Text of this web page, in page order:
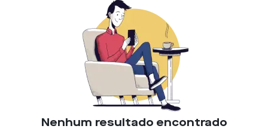
Nenhum resultado encontrado